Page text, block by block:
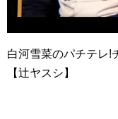
白河雪菜のパチテレ!
【辻ヤスシ】